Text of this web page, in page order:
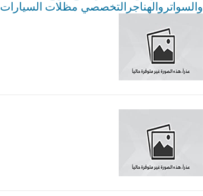
والسواتروالهناجرالتخصصي مظلات السيارات